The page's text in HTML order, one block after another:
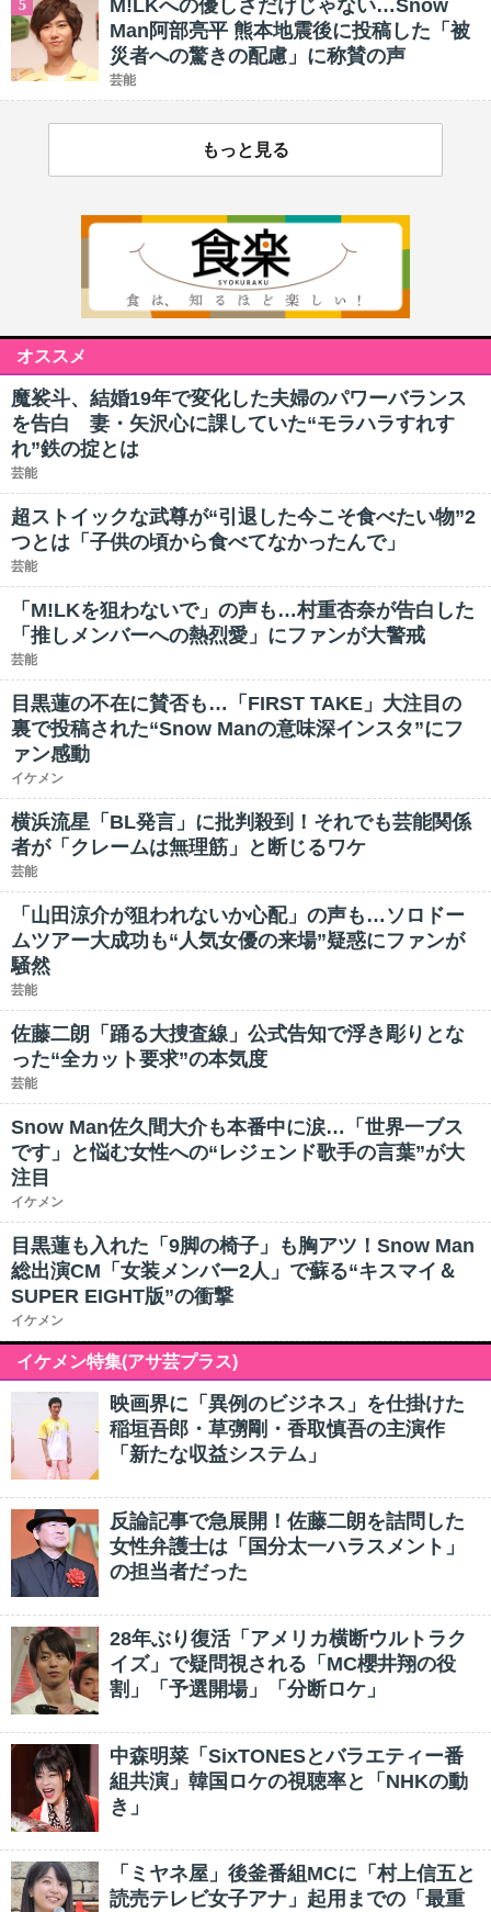
5
M!LKへの優しさだけじゃない…Snow
Man阿部亮平 熊本地震後に投稿した「被
災者への驚きの配慮」に称賛の声
芸能
もっと見る
オススメ
魔裟斗、結婚19年で変化した夫婦のパワーバランス
を告白 妻・矢沢心に課していた“モラハラすれす
れ”鉄の掟とは
芸能
超ストイックな武尊が“引退した今こそ食べたい物”2
つとは「子供の頃から食べてなかったんで」
芸能
「M!LKを狙わないで」の声も…村重杏奈が告白した
「推しメンバーへの熱烈愛」にファンが大警戒
芸能
目黒蓮の不在に賛否も…「FIRST TAKE」大注目の
裏で投稿された“Snow Manの意味深インスタ”にフ
ァン感動
イケメン
横浜流星「BL発言」に批判殺到！それでも芸能関係
者が「クレームは無理筋」と断じるワケ
芸能
「山田涼介が狙われないか心配」の声も…ソロドー
ムツアー大成功も“人気女優の来場”疑惑にファンが
騒然
芸能
佐藤二朗「踊る大捜査線」公式告知で浮き彫りとな
った“全カット要求”の本気度
芸能
Snow Man佐久間大介も本番中に涙…「世界一ブス
です」と悩む女性への“レジェンド歌手の言葉”が大
注目
イケメン
目黒蓮も入れた「9脚の椅子」も胸アツ！Snow Man
総出演CM「女装メンバー2人」で蘇る“キスマイ＆
SUPER EIGHT版”の衝撃
イケメン
イケメン特集(アサ芸プラス)
映画界に「異例のビジネス」を仕掛けた
稲垣吾郎・草彅剛・香取慎吾の主演作
「新たな収益システム」
反論記事で急展開！佐藤二朗を詰問した
女性弁護士は「国分太一ハラスメント」
の担当者だった
28年ぶり復活「アメリカ横断ウルトラク
イズ」で疑問視される「MC櫻井翔の役
割」「予選開場」「分断ロケ」
中森明菜「SixTONESとバラエティー番
組共演」韓国ロケの視聴率と「NHKの動
き」
「ミヤネ屋」後釜番組MCに「村上信五と
読売テレビ女子アナ」起用までの「最重